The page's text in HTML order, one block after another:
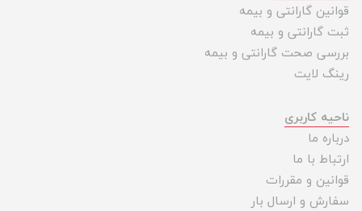
قوانین گارانتی و بیمه
ثبت گارانتی و بیمه
بررسی صحت گارانتی و بیمه
رینگ لایت
ناحیه کاربری
درباره ما
ارتباط با ما
قوانین و مقررات
سفارش و ارسال بار